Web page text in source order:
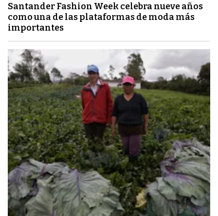
Santander Fashion Week celebra nueve años
como una de las plataformas de moda más
importantes